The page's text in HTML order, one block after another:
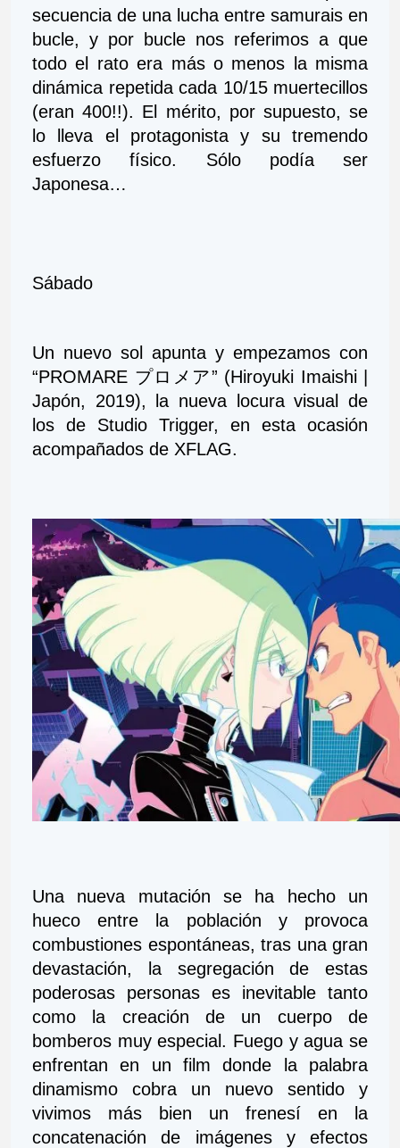
secuencia de una lucha entre samurais en
bucle, y por bucle nos referimos a que
todo el rato era más o menos la misma
dinámica repetida cada 10/15 muertecillos
(eran 400!!). El mérito, por supuesto, se
lo lleva el protagonista y su tremendo
esfuerzo físico. Sólo podía ser
Japonesa…
Sábado
Un nuevo sol apunta y empezamos con
“PROMARE プロメア” (Hiroyuki Imaishi |
Japón, 2019), la nueva locura visual de
los de Studio Trigger, en esta ocasión
acompañados de XFLAG.
Una nueva mutación se ha hecho un
hueco entre la población y provoca
combustiones espontáneas, tras una gran
devastación, la segregación de estas
poderosas personas es inevitable tanto
como la creación de un cuerpo de
bomberos muy especial. Fuego y agua se
enfrentan en un film donde la palabra
dinamismo cobra un nuevo sentido y
vivimos más bien un frenesí en la
concatenación de imágenes y efectos